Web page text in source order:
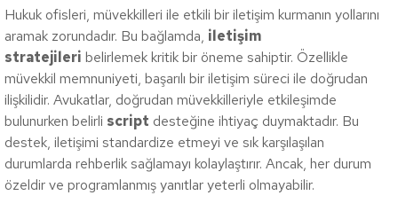
Hukuk ofisleri, müvekkilleri ile etkili bir iletişim kurmanın yollarını
aramak zorundadır. Bu bağlamda, iletişim
stratejileri belirlemek kritik bir öneme sahiptir. Özellikle
müvekkil memnuniyeti, başarılı bir iletişim süreci ile doğrudan
ilişkilidir. Avukatlar, doğrudan müvekkilleriyle etkileşimde
bulunurken belirli script desteğine ihtiyaç duymaktadır. Bu
destek, iletişimi standardize etmeyi ve sık karşılaşılan
durumlarda rehberlik sağlamayı kolaylaştırır. Ancak, her durum
özeldir ve programlanmış yanıtlar yeterli olmayabilir.